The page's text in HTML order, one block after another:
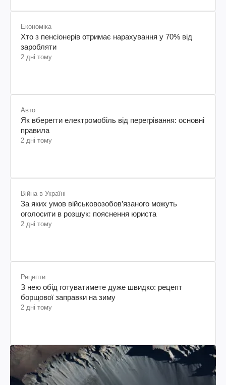
Економіка
Хто з пенсіонерів отримає нарахування у 70% від
заробляти
2 дні тому
Авто
Як вберегти електромобіль від перегрівання: основні
правила
2 дні тому
Війна в Україні
За яких умов військовозобов’язаного можуть
оголосити в розшук: пояснення юриста
2 дні тому
Рецепти
З нею обід готуватимете дуже швидко: рецепт
борщової заправки на зиму
2 дні тому